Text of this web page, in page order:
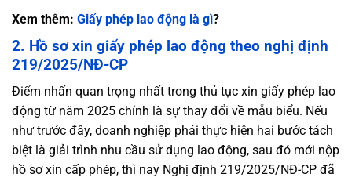
Xem thêm: Giấy phép lao động là gì?
2. Hồ sơ xin giấy phép lao động theo nghị định
219/2025/NĐ-CP
Điểm nhấn quan trọng nhất trong thủ tục xin giấy phép lao
động từ năm 2025 chính là sự thay đổi về mẫu biểu. Nếu
như trước đây, doanh nghiệp phải thực hiện hai bước tách
biệt là giải trình nhu cầu sử dụng lao động, sau đó mới nộp
hồ sơ xin cấp phép, thì nay Nghị định 219/2025/NĐ-CP đã